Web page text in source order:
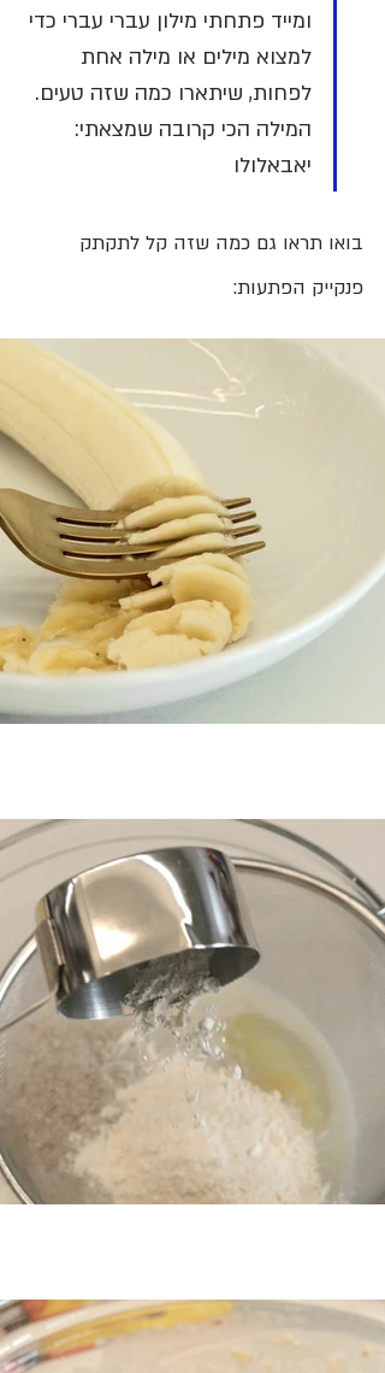
ומייד פתחתי מילון עברי עברי כדי
למצוא מילים או מילה אחת
לפחות, שיתארו כמה שזה טעים.
המילה הכי קרובה שמצאתי:
יאבאלולו
בואו תראו גם כמה שזה קל לתקתק
פנקייק הפתעות: